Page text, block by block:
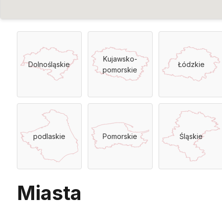
Dolnośląskie
Kujawsko-
pomorskie
Łódzkie
podlaskie Pomorskie Śląskie
Miasta